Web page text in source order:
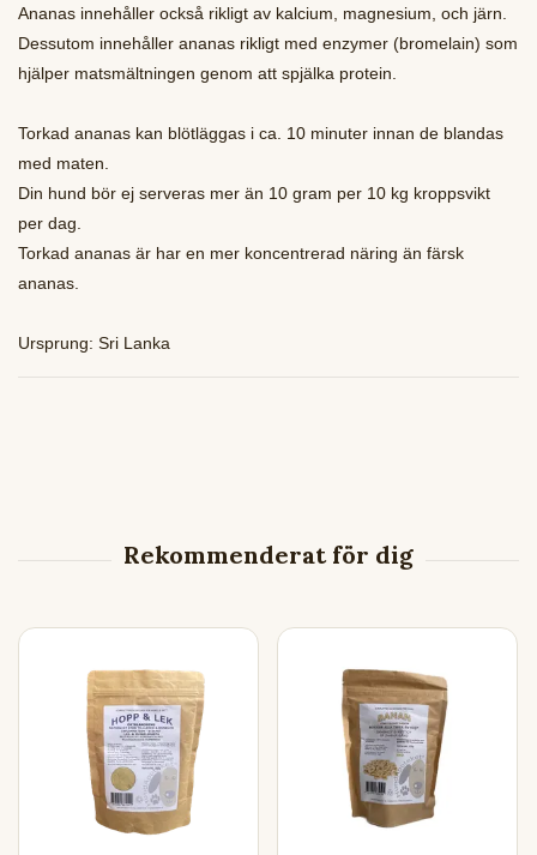
Ananas innehåller också rikligt av kalcium, magnesium, och järn.
Dessutom innehåller ananas rikligt med enzymer (bromelain) som
hjälper matsmältningen genom att spjälka protein.
Torkad ananas kan blötläggas i ca. 10 minuter innan de blandas
med maten.
Din hund bör ej serveras mer än 10 gram per 10 kg kroppsvikt
per dag.
Torkad ananas är har en mer koncentrerad näring än färsk
ananas.
Ursprung: Sri Lanka